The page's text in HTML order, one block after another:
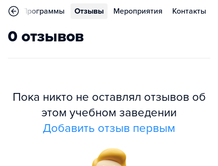
Программы Отзывы Мероприятия Контакты
0 отзывов
Пока никто не оставлял отзывов об
этом учебном заведении
Добавить отзыв первым